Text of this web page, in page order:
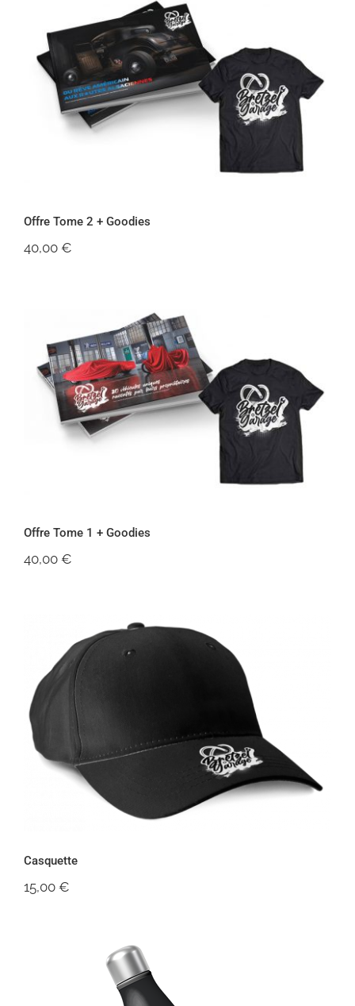
Offre Tome 2 + Goodies
Offre Tome 2 + Goodies
40,00 €
Offre Tome 1 + Goodies
Offre Tome 1 + Goodies
40,00 €
Casquette
15,00 €